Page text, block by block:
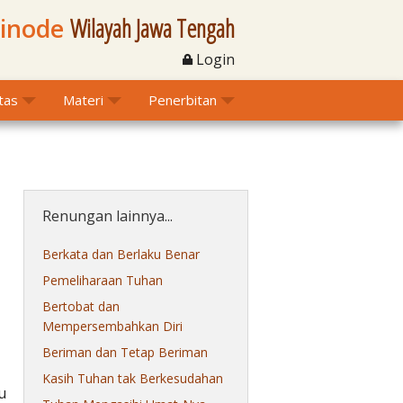
Wilayah Jawa Tengah
Login
Materi Penerbitan
Renungan lainnya...
Berkata dan Berlaku Benar
Pemeliharaan Tuhan
Bertobat dan
Mempersembahkan Diri
Beriman dan Tetap Beriman
Kasih Tuhan tak Berkesudahan